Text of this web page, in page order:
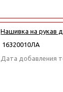
Нашивка на рукав
16320010ЛА
Дата добавления